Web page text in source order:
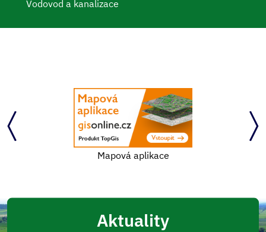
Vodovod a kanalizace
Mapová aplikace
Aktuality